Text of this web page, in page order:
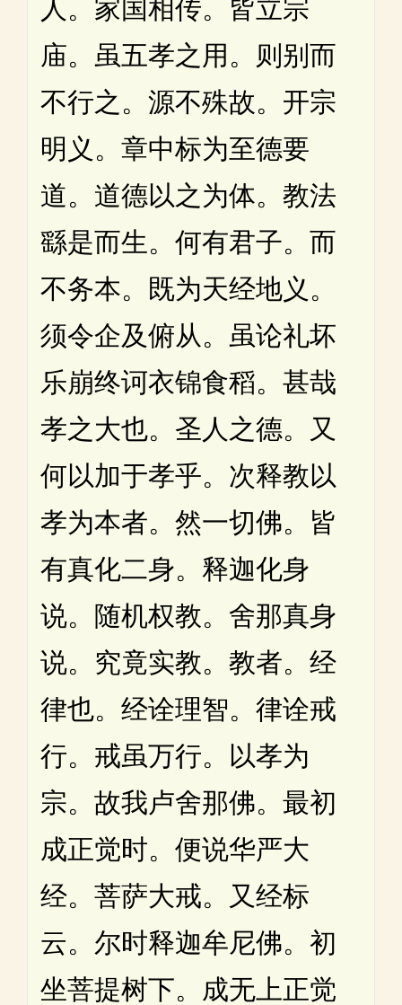
人。家国相传。皆立宗
庙。虽五孝之用。则别而
不行之。源不殊故。开宗
明义。章中标为至德要
道。道德以之为体。教法
繇是而生。何有君子。而
不务本。既为天经地义。
须令企及俯从。虽论礼坏
乐崩终诃衣锦食稻。甚哉
孝之大也。圣人之德。又
何以加于孝乎。次释教以
孝为本者。然一切佛。皆
有真化二身。释迦化身
说。随机权教。舍那真身
说。究竟实教。教者。经
律也。经诠理智。律诠戒
行。戒虽万行。以孝为
宗。故我卢舍那佛。最初
成正觉时。便说华严大
经。菩萨大戒。又经标
云。尔时释迦牟尼佛。初
坐菩提树下。成无上正觉